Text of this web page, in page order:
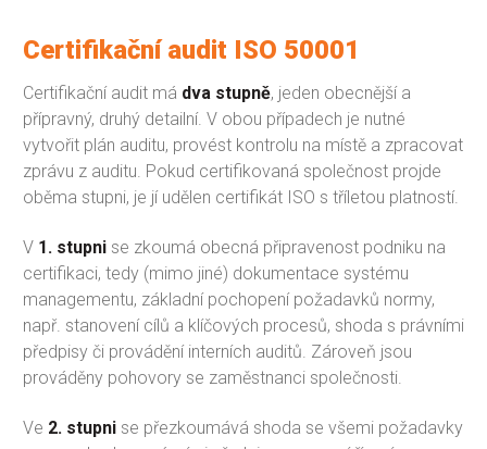
Certifikační audit ISO 50001
Certifikační audit má dva stupně, jeden obecnější a
přípravný, druhý detailní. V obou případech je nutné
vytvořit plán auditu, provést kontrolu na místě a zpracovat
zprávu z auditu. Pokud certifikovaná společnost projde
oběma stupni, je jí udělen certifikát ISO s tříletou platností.
V 1. stupni se zkoumá obecná připravenost podniku na
certifikaci, tedy (mimo jiné) dokumentace systému
managementu, základní pochopení požadavků normy,
např. stanovení cílů a klíčových procesů, shoda s právními
předpisy či provádění interních auditů. Zároveň jsou
prováděny pohovory se zaměstnanci společnosti.
Ve 2. stupni se přezkoumává shoda se všemi požadavky